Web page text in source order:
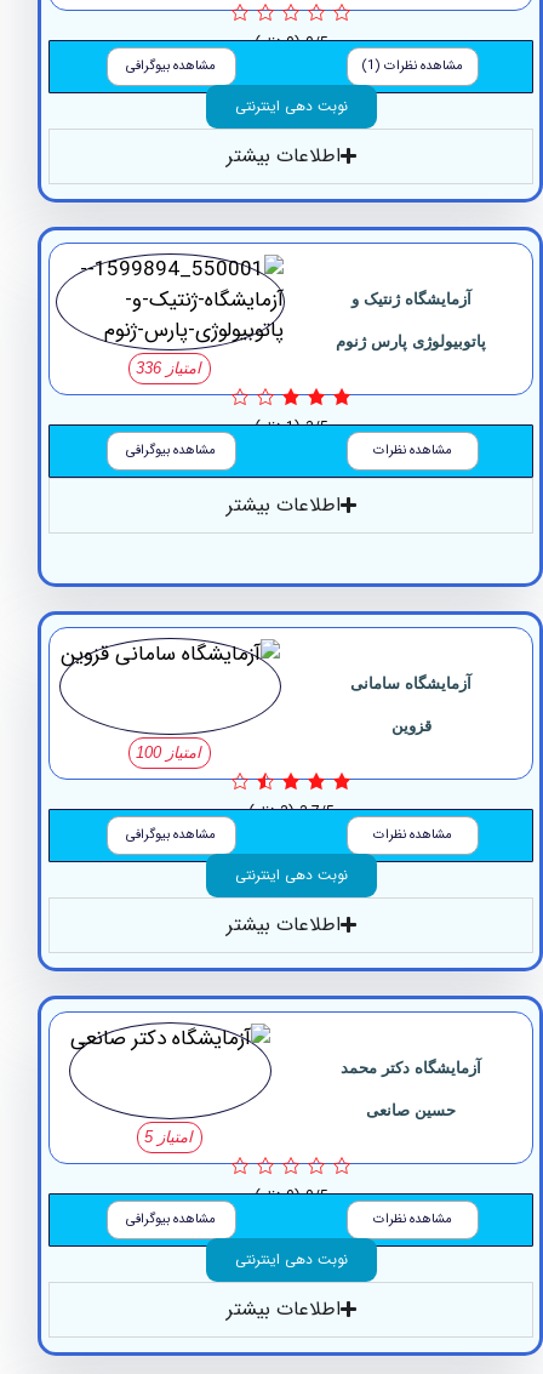
0/5 (0 نظر)
مشاهده نظرات (1) مشاهده بیوگرافی
نوبت دهی اینترنتی
اطلاعات بیشتر
آزمایشگاه ژنتیک و
پارس ژنوم
3/5 (1 نظر)
مشاهده نظرات مشاهده بیوگرافی
اطلاعات بیشتر
آزمایشگاه سامانی
3.7/5 (3 نظر)
مشاهده نظرات مشاهده بیوگرافی
نوبت دهی اینترنتی
اطلاعات بیشتر
آزمایشگاه دکتر محمد
حسین صانعی
0/5 (0 نظر)
مشاهده نظرات مشاهده بیوگرافی
نوبت دهی اینترنتی
اطلاعات بیشتر